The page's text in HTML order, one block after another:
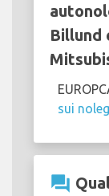
Billund
sui
question_answer